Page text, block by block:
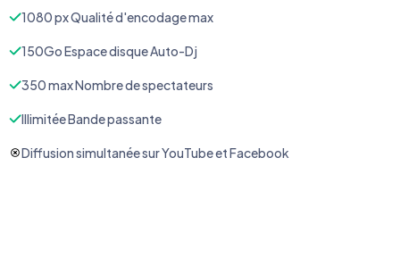
1080 px Qualité d'encodage max
150Go Espace disque Auto-Dj
350 max Nombre de spectateurs
Illimitée Bande passante
Diffusion simultanée sur YouTube et Facebook